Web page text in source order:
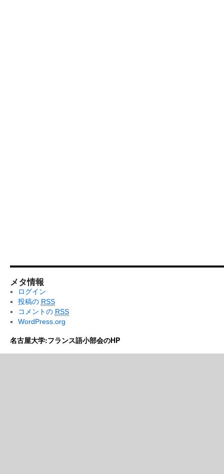
メタ情報
ログイン
投稿の RSS
コメントの RSS
WordPress.org
名古屋大学:フランス語小部会のHP